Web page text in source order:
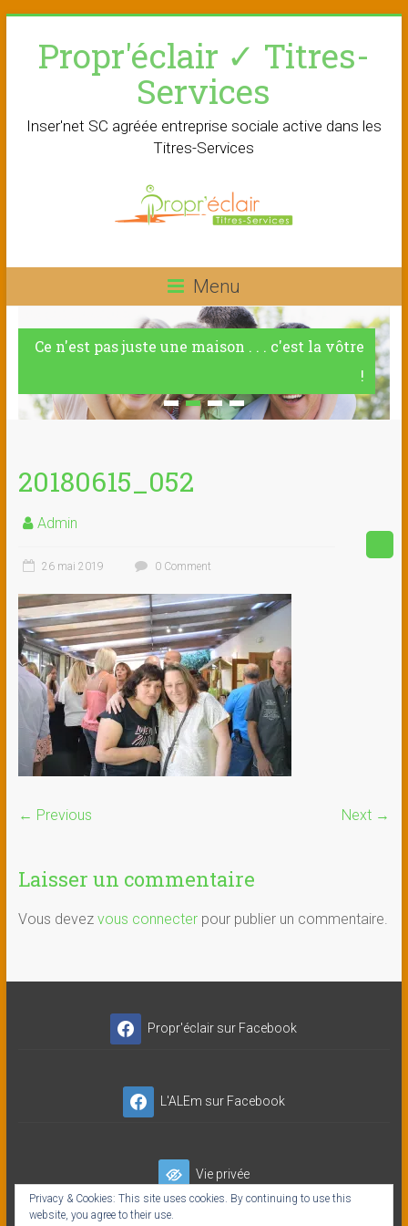
contentPropr'éclair ✓ Titres-
Services
Inser'net SC agréée entreprise sociale active dans les
Titres-Services
Menu
Ce n'est pas juste une maison . . . c'est la vôtre
!
20180615_052
Admin
26 mai 2019 0 Comment
← Previous Next →
Laisser un commentaire
Vous devez vous connecterpour publier un commentaire.
Propr'éclair sur Facebook
L'ALEm sur Facebook
Vie privée
Privacy & Cookies: This site uses cookies. By continuing to use this
website, you agree to their use.